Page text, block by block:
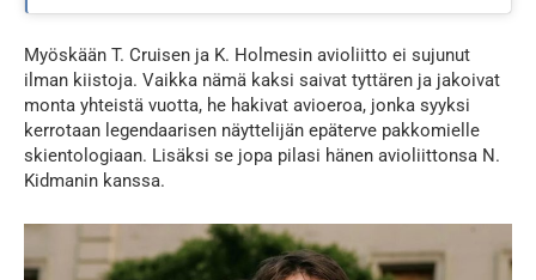
Myöskään T. Cruisen ja K. Holmesin avioliitto ei sujunut
ilman kiistoja. Vaikka nämä kaksi saivat tyttären ja jakoivat
monta yhteistä vuotta, he hakivat avioeroa, jonka syyksi
kerrotaan legendaarisen näyttelijän epäterve pakkomielle
skientologiaan. Lisäksi se jopa pilasi hänen avioliittonsa N.
Kidmanin kanssa.